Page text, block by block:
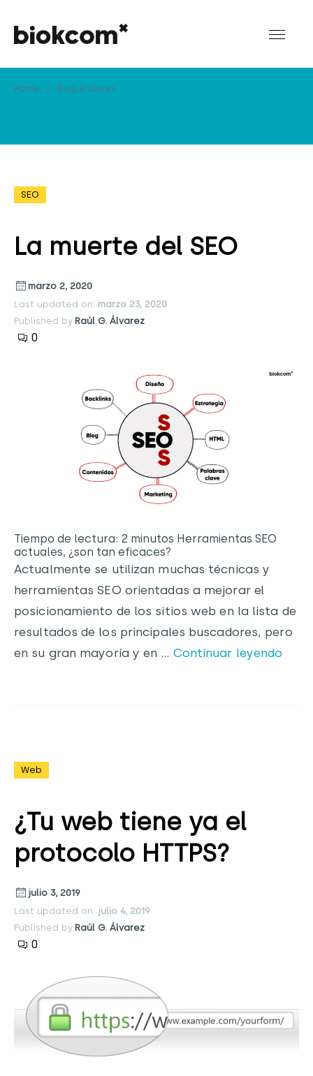
Home / Blog Archives
SEO
La muerte del SEO
marzo 2, 2020
Last updated on: marzo 23, 2020
Published by:Raúl G. Álvarez
0
Tiempo de lectura: 2 minutos Herramientas SEO
actuales, ¿son tan eficaces?
Actualmente se utilizan muchas técnicas y
herramientas SEO orientadas a mejorar el
posicionamiento de los sitios web en la lista de
resultados de los principales buscadores, pero
en su gran mayoría y en … Continuar leyendo
Web
¿Tu web tiene ya el
protocolo HTTPS?
julio 3, 2019
Last updated on: julio 4, 2019
Published by:Raúl G. Álvarez
0